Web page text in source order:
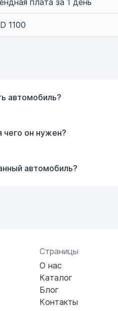
плата за 1 день
1100
автомобиль?
чего он нужен?
автомобиль?
Страницы
О нас
Каталог
Блог
Контакты